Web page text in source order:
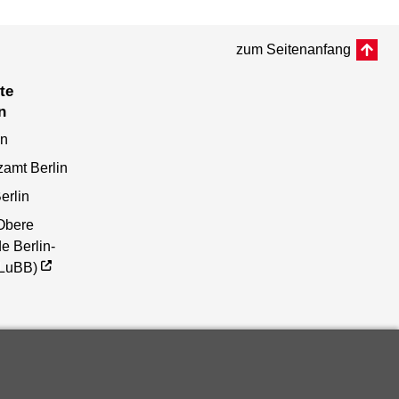
zum Seitenanfang
Berlin
Berlin-